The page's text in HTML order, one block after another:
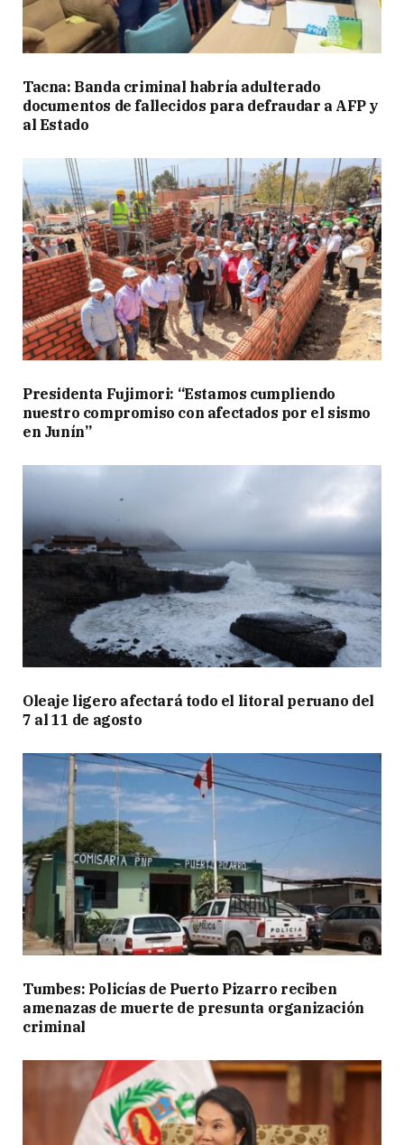
Tacna: Banda criminal habría adulterado
documentos de fallecidos para defraudar a AFP y
al Estado
Presidenta Fujimori: “Estamos cumpliendo
nuestro compromiso con afectados por el sismo
en Junín”
Oleaje ligero afectará todo el litoral peruano del
7 al 11 de agosto
Tumbes: Policías de Puerto Pizarro reciben
amenazas de muerte de presunta organización
criminal